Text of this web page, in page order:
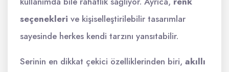
seçenekleri ve kişiselleştirilebilir tasarımlar
sayesinde herkes kendi tarzını yansıtabilir.
Serinin en dikkat çekici özelliklerinden biri, akıllı